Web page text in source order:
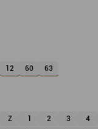
12 60 63
Z 1 2 3 4